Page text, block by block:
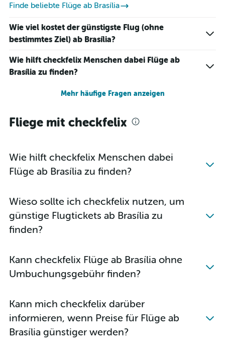
Finde beliebte Flüge ab Brasília
Wie viel kostet der günstigste Flug (ohne
bestimmtes Ziel) ab Brasília?
Wie hilft checkfelix Menschen dabei Flüge ab
Brasília zu finden?
Mehr häufige Fragen anzeigen
Fliege mit checkfelix
Wie hilft checkfelix Menschen dabei
Flüge ab Brasília zu finden?
Wieso sollte ich checkfelix nutzen, um
günstige Flugtickets ab Brasília zu
finden?
Kann checkfelix Flüge ab Brasília ohne
Umbuchungsgebühr finden?
Kann mich checkfelix darüber
informieren, wenn Preise für Flüge ab
Brasília günstiger werden?